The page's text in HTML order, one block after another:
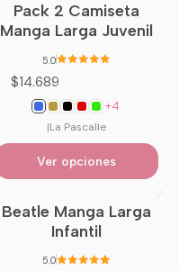
Pack 2 Camiseta
Manga Larga Juvenil
5.0
$14.689
+4
|La Pascalle
Ver opciones
Beatle Manga Larga
Infantil
5.0